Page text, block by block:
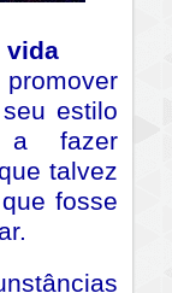
vida
estilo
fazer
talvez
fosse